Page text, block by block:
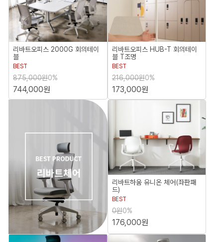
리바트오피스 2000G 회의테이
블
BEST
875,000원0%
744,000원
리바트오피스 HUB-T 회의테이
블 T조명
BEST
216,000원0%
173,000원
리바트하움 유니온 체어(좌판패
드)
BEST
0원0%
176,000원